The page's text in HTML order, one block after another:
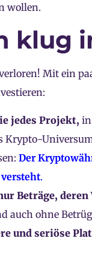
wollen.
klug
Mit ein
jedes Projekt, in
Krypto-
Der
.
Beträge,
auch ohne
und seriöse